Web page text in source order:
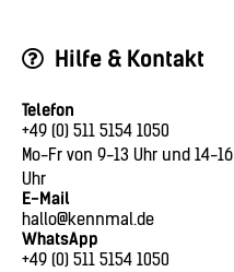
Hilfe & Kontakt
Telefon
+49 (0) 511 5154 1050
Mo-Fr von 9-13 Uhr und 14-16
Uhr
E-Mail
hallo@kennmal.de
WhatsApp
+49 (0) 511 5154 1050